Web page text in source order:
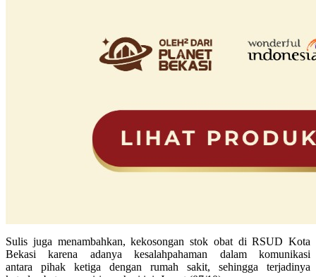
Sulis juga menambahkan, kekosongan stok obat di RSUD Kota
Bekasi karena adanya kesalahpahaman dalam komunikasi
antara pihak ketiga dengan rumah sakit, sehingga terjadinya